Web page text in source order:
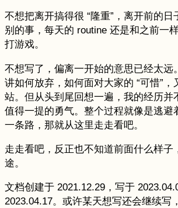
不想把离开搞得很 “隆重”，离开前的
别的事，每天的 routine 还是和之前一
打游戏。
不想写了，偏离一开始的意思已经太远
讲如何放弃，如何面对大家的 “可惜”，
站。但从头到尾回想一遍，我的经历并
值得一提的勇气。整个过程就像是逃避
一条路，那就从这里走走看吧。
走走看吧，反正也不知道前面什么样子
途。
文档创建于 2021.12.29，写于
2023.04.17。或许某天想写还会继续写